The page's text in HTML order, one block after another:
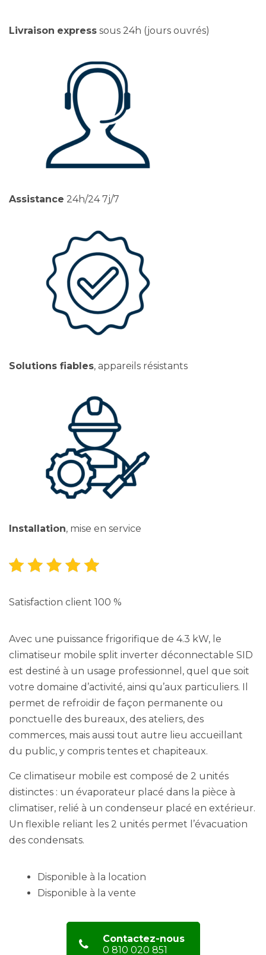
Livraison express sous 24h (jours ouvrés)
Assistance 24h/24 7j/7
Solutions fiables, appareils résistants
Installation, mise en service
Satisfaction client 100 %
Avec une puissance frigorifique de 4.3 kW, le
climatiseur mobile split inverter déconnectable SID
est destiné à un usage professionnel, quel que soit
votre domaine d’activité, ainsi qu’aux particuliers. Il
permet de refroidir de façon permanente ou
ponctuelle des bureaux, des ateliers, des
commerces, mais aussi tout autre lieu accueillant
du public, y compris tentes et chapiteaux.
Ce climatiseur mobile est composé de 2 unités
distinctes : un évaporateur placé dans la pièce à
climatiser, relié à un condenseur placé en extérieur.
Un flexible reliant les 2 unités permet l’évacuation
des condensats.
Disponible à la location
Disponible à la vente
Contactez-nous
0 810 020 851